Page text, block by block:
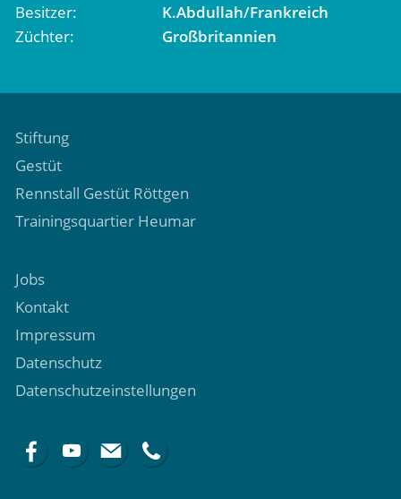
Besitzer
K.Abdullah/Frankreich
Züchter
Großbritannien
Stiftung
Gestüt
Rennstall Gestüt Röttgen
Trainingsquartier Heumar
Jobs
Kontakt
Impressum
Datenschutz
Datenschutzeinstellungen